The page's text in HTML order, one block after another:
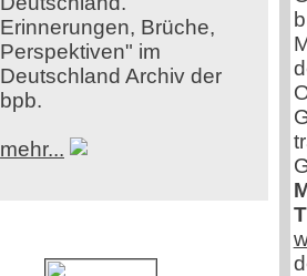
Erinnerungen, Brüche,
Perspektiven" im
Deutschland Archiv der
bpb.
mehr...